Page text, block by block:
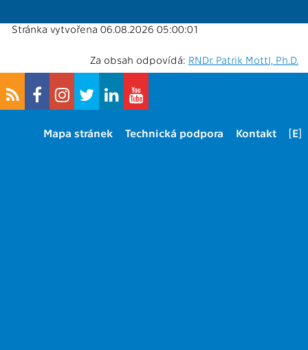
Stránka vytvořena 06.08.2026 05:00:01
Za obsah odpovídá: RNDr. Patrik Mottl, Ph.D.
[E]
Kontakt
Technická podpora
Mapa stránek